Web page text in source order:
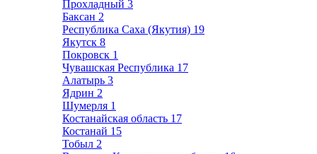
Прохладный 3
Баксан 2
Республика Саха (Якутия) 19
Якутск 8
Покровск 1
Чувашская Республика 17
Алатырь 3
Ядрин 2
Шумерля 1
Костанайская область 17
Костанай 15
Тобыл 2